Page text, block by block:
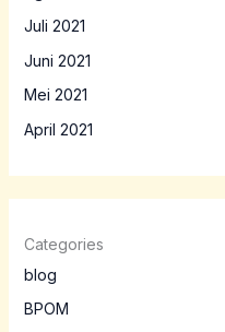
Juli 2021
Juni 2021
Mei 2021
April 2021
Categories
blog
BPOM